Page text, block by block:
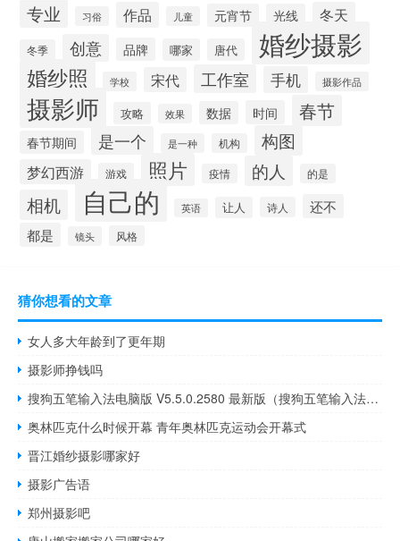
专业 习俗 作品 儿童 元宵节 光线 冬天
冬季 创意 品牌 哪家 唐代 婚纱摄影
婚纱照 学校 宋代 工作室 手机 摄影作品
摄影师 攻略 效果 数据 时间 春节
春节期间 是一个 是一种 机构 构图
梦幻西游 游戏 照片 疫情 的人 的是
相机 自己的 英语 让人 诗人
还不
都是
镜头 风格
猜你想看的文章
女人多大年龄到了更年期
摄影师挣钱吗
搜狗五笔输入法电脑版 V5.5.0.2580 最新版（搜狗五笔输入法电脑版 V5.5.0.2580 最新版功能简介）
奥林匹克什么时候开幕 青年奥林匹克运动会开幕式
晋江婚纱摄影哪家好
摄影广告语
郑州摄影吧